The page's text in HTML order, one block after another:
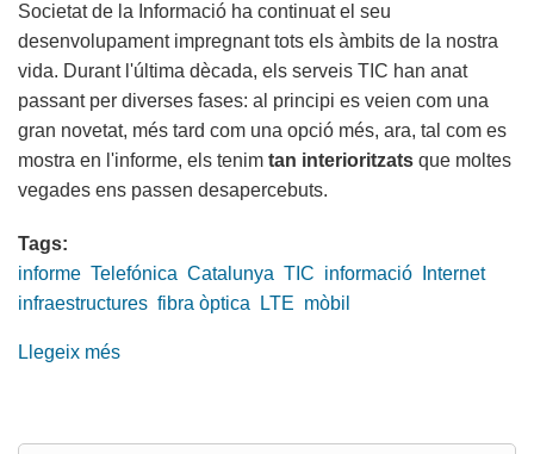
Societat de la Informació ha continuat el seu
desenvolupament impregnant tots els àmbits de la nostra
vida. Durant l'última dècada, els serveis TIC han anat
passant per diverses fases: al principi es veien com una
gran novetat, més tard com una opció més, ara, tal com es
mostra en l'informe, els tenim tan interioritzats que moltes
vegades ens passen desapercebuts.
Tags:
informe Telefónica Catalunya TIC informació
Internet
infraestructures fibra òptica LTE mòbil
Llegeix més
Catalunya